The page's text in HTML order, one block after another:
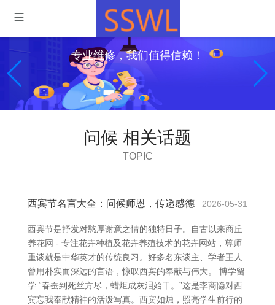
专业维修，我们值得信赖！
问候 相关话题
TOPIC
西宾节名言大全：问候师恩，传递感德 2026-05-31
西宾节是抒发对憨厚谢意之情的独特日子。自古以来商丘
养花网 - 专注花卉种植及花卉养殖技术的花卉网站，尊师
重谈就是中华英才的传统良习。好多名东谈主、学者王人
曾用朴实而深远的言语，惊叹西宾的奉献与伟大。 博学留
学 “春蚕到死丝方尽，蜡炬成灰泪始干。”这是李商隐对西
宾忘我奉献精神的活泼写真。西宾如烛，照亮学生前行的